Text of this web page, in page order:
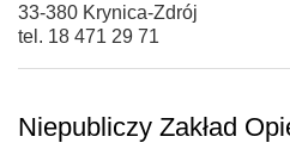
33-380 Krynica-Zdrój
tel. 18 471 29 71
Niepubliczy Zakład